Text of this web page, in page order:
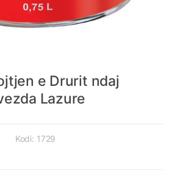
e Drurit ndaj
Lazure
Kodi: 1729